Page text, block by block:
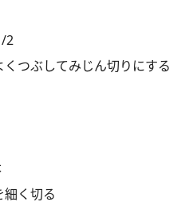
2
つぶしてみじん切りにする
く切る